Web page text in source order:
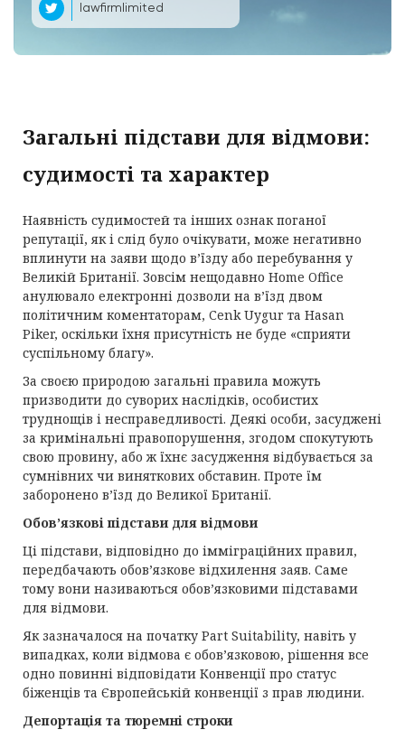
lawfirmlimited
Загальні підстави для відмови:
судимості та характер
Наявність судимостей та інших ознак поганої
репутації, як і слід було очікувати, може негативно
вплинути на заяви щодо в’їзду або перебування у
Великій Британії. Зовсім нещодавно Home Office
анулювало електронні дозволи на в’їзд двом
політичним коментаторам, Cenk Uygur та Hasan
Piker, оскільки їхня присутність не буде «сприяти
суспільному благу».
За своєю природою загальні правила можуть
призводити до суворих наслідків, особистих
труднощів і несправедливості. Деякі особи, засуджені
за кримінальні правопорушення, згодом спокутують
свою провину, або ж їхнє засудження відбувається за
сумнівних чи виняткових обставин. Проте їм
заборонено в’їзд до Великої Британії.
Обов’язкові підстави для відмови
Ці підстави, відповідно до імміграційних правил,
передбачають обов’язкове відхилення заяв. Саме
тому вони називаються обов’язковими підставами
для відмови.
Як зазначалося на початку Part Suitability, навіть у
випадках, коли відмова є обов’язковою, рішення все
одно повинні відповідати Конвенції про статус
біженців та Європейській конвенції з прав людини.
Депортація та тюремні строки